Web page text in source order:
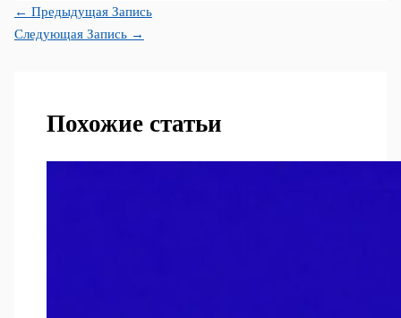
← Предыдущая Запись
Следующая Запись →
Похожие статьи